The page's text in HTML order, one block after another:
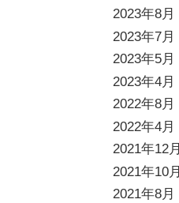
2023年8月
2023年7月
2023年5月
2023年4月
2022年8月
2022年4月
2021年12月
2021年10月
2021年8月